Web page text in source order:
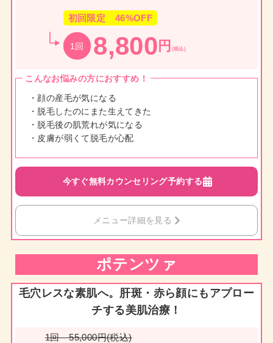
初回限定 46%OFF
1回 8,800 円 (税込)
こんなお悩みの方におすすめ！
・顔の産毛が気になる
・脱毛したのにまた生えてきた
・脱毛後の肌荒れが気になる
・皮膚が弱くて脱毛が心配
今すぐ無料カウンセリング予約する
メニュー詳細を見る
ポテンツァ
毛穴レスな素肌へ。肝斑・赤ら顔にもアプロー
チする美肌治療！
1回 55,000円(税込)